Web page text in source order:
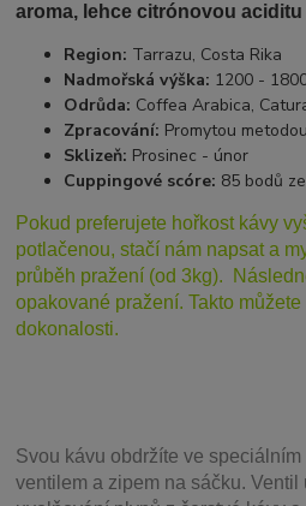
aroma, lehce citrónovou
Region: Tarrazu, Costa Rika
Nadmořská výška: 1200 -
Odrůda: Coffea Arabica,
Zpracování: Promytou metodou
Sklizeň: Prosinec - únor
Cuppingové scóre: 85 bodů
Pokud preferujete hořkost kávy
potlačenou, stačí nám napsat a
průběh pražení (od 3kg).
opakované pražení. Takto
dokonalosti.
Svou kávu obdržíte ve
ventilem a zipem na sáčku. Ventil